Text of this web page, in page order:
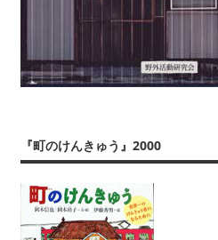
『町のけんきゅう』2000